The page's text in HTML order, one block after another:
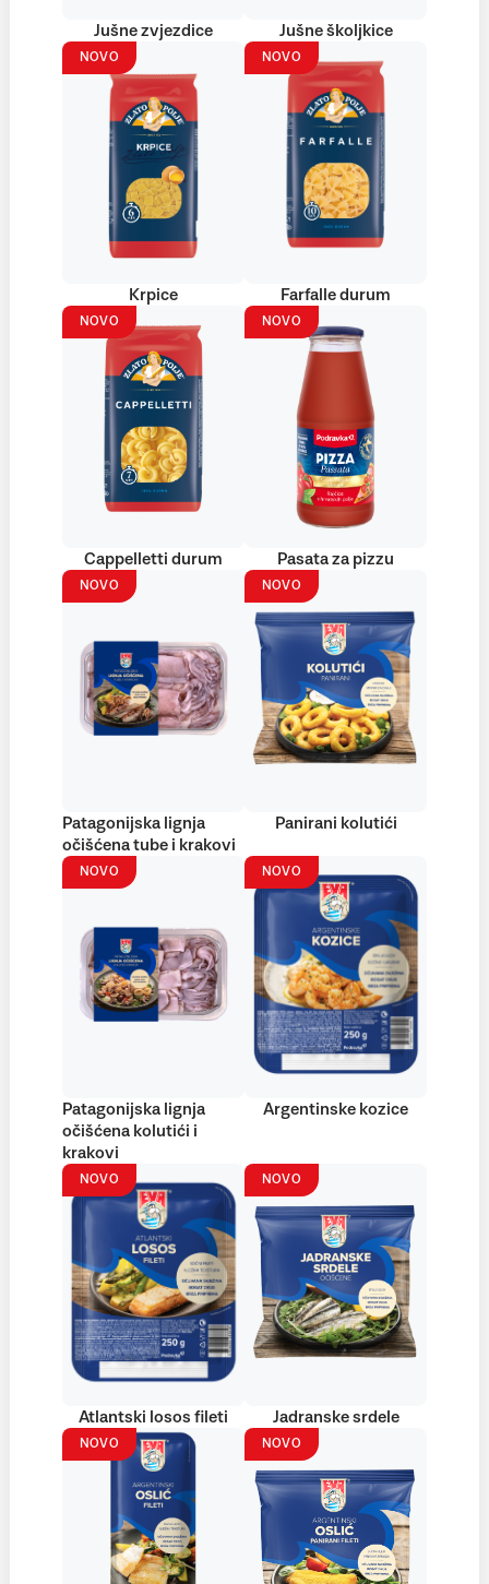
Jušne zvjezdice Jušne školjkice
NOVO
Krpice
NOVO
Farfalle durum
NOVO
Cappelletti durum
NOVO
Pasata za pizzu
NOVO
Patagonijska lignja
očišćena tube i krakovi
NOVO
Panirani kolutići
NOVO
Patagonijska lignja
očišćena kolutići i
krakovi
NOVO
Argentinske kozice
NOVO
Atlantski losos fileti
NOVO
Jadranske srdele
NOVO NOVO